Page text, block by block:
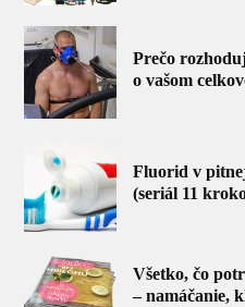
Prečo
o vašom
Fluorid v
(seriál 11
Všetko, čo
– namáčanie,